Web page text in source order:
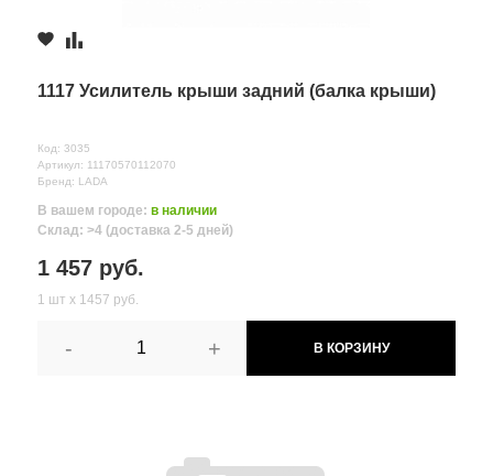
1117 Усилитель крыши задний (балка крыши)
Код: 3035
Артикул: 11170570112070
Бренд: LADA
В вашем городе: в наличии
Склад: >4 (доставка 2-5 дней)
1 457 руб.
1 шт х 1457 руб.
- + В КОРЗИНУ